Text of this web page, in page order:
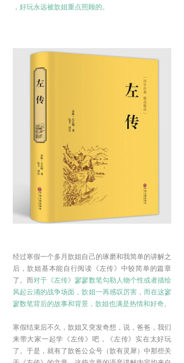
，好玩永远被歆姐重点照顾的。
经过寒假一个多月歆姐自己的琢磨和我简单的讲解之
后，歆姐基本能自行阅读《左传》中较简单的篇章
了。而对于《左传》寥寥数笔勾勒人物个性或者描绘
风起云涌的战争场面，歆姐一再感叹厉害，而在这寥
寥数笔背后的故事和背景，歆姐也满是热情和好奇。
寒假结束后不久，歆姐又突发奇想，说，爸爸，我们
来带大家一起学《左传》吧，《左传》实在太好玩
了。于是，就有了歆爸公众号（歆有灵犀）中那些关